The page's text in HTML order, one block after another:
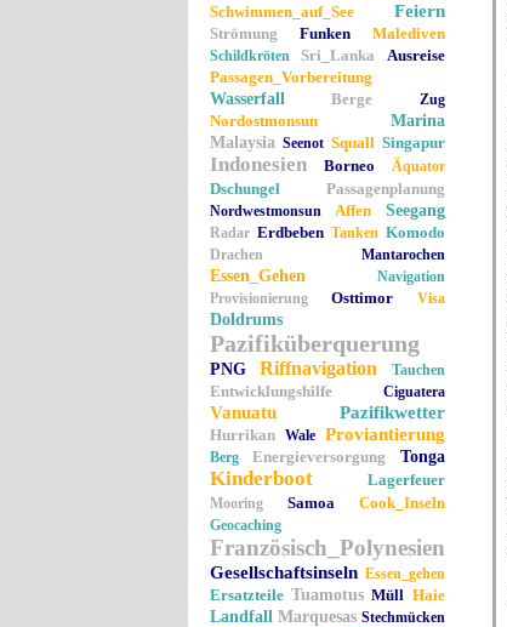
Schwimmen_auf_See
Feiern
Strömung Funken Malediven
Schildkröten Sri_Lanka
Ausreise
Passagen_Vorbereitung
Wasserfall
Berge Zug
Nordostmonsun
Marina
Malaysia Seenot Squall Singapur
Indonesien Borneo Äquator
Dschungel Passagenplanung
Nordwestmonsun Affen Seegang
Radar Erdbeben Tanken Komodo
Drachen Mantarochen
Essen_Gehen
Navigation
Provisionierung
Osttimor Visa
Doldrums
Pazifiküberquerung
PNG Riffnavigation Tauchen
Entwicklungshilfe Ciguatera
Vanuatu Pazifikwetter
Hurrikan Wale Proviantierung
Berg Energieversorgung Tonga
Kinderboot Lagerfeuer
Mooring Samoa Cook_Inseln
Geocaching
Französisch_Polynesien
Gesellschaftsinseln Essen_gehen
Ersatzteile Tuamotus Müll Haie
Landfall Marquesas Stechmücken